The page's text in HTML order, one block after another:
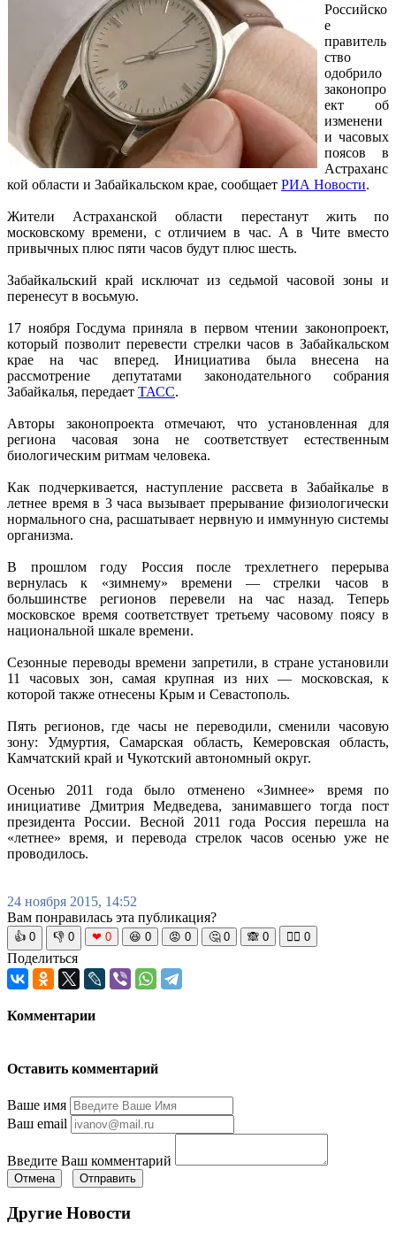
Российско
е
правитель
ство
одобрило
законопро
ект об
изменени
и часовых
поясов в
Астраханс
кой области и Забайкальском крае, сообщает РИА Новости.
Жители Астраханской области перестанут жить по
московскому времени, с отличием в час. А в Чите вместо
привычных плюс пяти часов будут плюс шесть.
Забайкальский край исключат из седьмой часовой зоны и
перенесут в восьмую.
17 ноября Госдума приняла в первом чтении законопроект,
который позволит перевести стрелки часов в Забайкальском
крае на час вперед. Инициатива была внесена на
рассмотрение депутатами законодательного собрания
Забайкалья, передает ТАСС.
Авторы законопроекта отмечают, что установленная для
региона часовая зона не соответствует естественным
биологическим ритмам человека.
Как подчеркивается, наступление рассвета в Забайкалье в
летнее время в 3 часа вызывает прерывание физиологически
нормального сна, расшатывает нервную и иммунную системы
организма.
В прошлом году Россия после трехлетнего перерыва
вернулась к «зимнему» времени — стрелки часов в
большинстве регионов перевели на час назад. Теперь
московское время соответствует третьему часовому поясу в
национальной шкале времени.
Сезонные переводы времени запретили, в стране установили
11 часовых зон, самая крупная из них — московская, к
которой также отнесены Крым и Севастополь.
Пять регионов, где часы не переводили, сменили часовую
зону: Удмуртия, Самарская область, Кемеровская область,
Камчатский край и Чукотский автономный округ.
Осенью 2011 года было отменено «Зимнее» время по
инициативе Дмитрия Медведева, занимавшего тогда пост
президента России. Весной 2011 года Россия перешла на
«летнее» время, и перевода стрелок часов осенью уже не
проводилось.
24 ноября 2015, 14:52
Вам понравилась эта публикация?
👍 0 👎 0 ❤ 0 😆 0 😡 0 🤔 0 🙈 0 🧘‍♀️ 0
Поделиться
Комментарии
Оставить комментарий
Ваше имя
Ваш email
Введите Ваш комментарий
Отмена Отправить
Другие Новости